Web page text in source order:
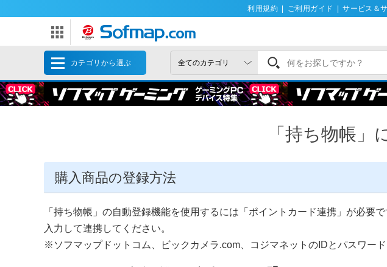
利用規約 ご利用ガイド サービス＆
カテゴリから選ぶ
「持ち物帳」
購入商品の登録方法
「持ち物帳」の自動登録機能を使用するには「ポイントカード連携」が必
入力して連携してください。
※ソフマップドットコム、ビックカメラ.com、コジマネットのIDとパスワード